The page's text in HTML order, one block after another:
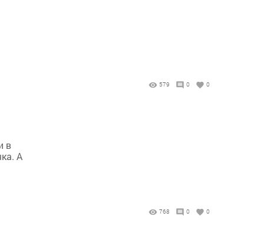
579 0 0
в
А
768 0 0